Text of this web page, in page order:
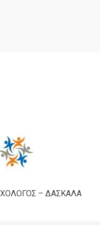
– ΔΑΣΚΑΛΑ